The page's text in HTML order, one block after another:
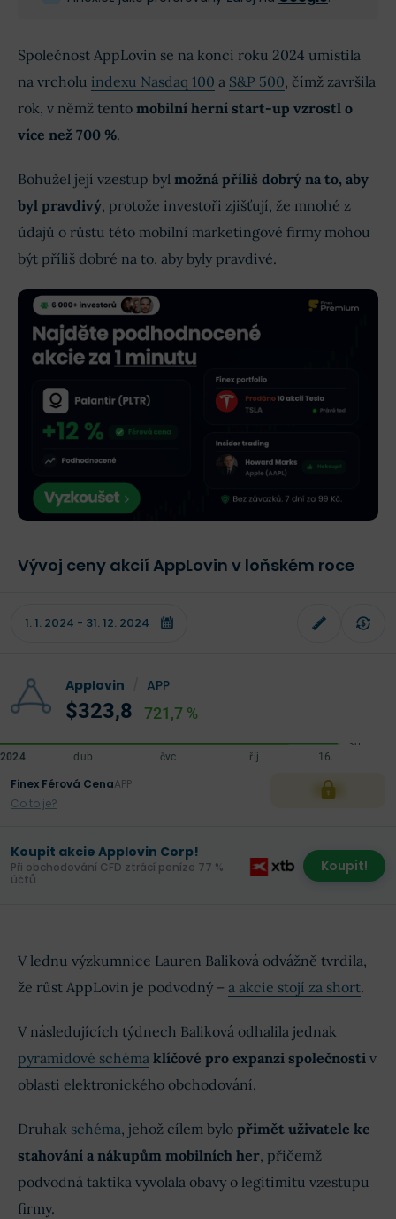
Společnost AppLovin se na konci roku 2024 umístila
na vrcholu indexu Nasdaq 100 a S&P 500, čímž završila
rok, v němž tento mobilní herní start-up vzrostl o
více než 700 %.
Bohužel její vzestup byl možná příliš dobrý na to, aby
byl pravdivý, protože investoři zjišťují, že mnohé z
údajů o růstu této mobilní marketingové firmy mohou
být příliš dobré na to, aby byly pravdivé.
Vývoj ceny akcií AppLovin v loňském roce
Applovin APP
$323,8 721,7 %
Finex Férová CenaAPP
Co to je?
XXX
Koupit akcie Applovin Corp!
Při obchodování CFD ztrácí peníze 77 %
účtů.
Koupit!
V lednu výzkumnice Lauren Baliková odvážně tvrdila,
že růst AppLovin je podvodný – a akcie stojí za short.
V následujících týdnech Baliková odhalila jednak
pyramidové schéma klíčové pro expanzi společnosti v
oblasti elektronického obchodování.
Druhak schéma, jehož cílem bylo přimět uživatele ke
stahování a nákupům mobilních her, přičemž
podvodná taktika vyvolala obavy o legitimitu vzestupu
firmy.